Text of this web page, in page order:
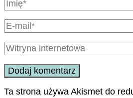
Ta strona używa Akismet do